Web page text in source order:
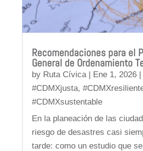
Recomendaciones para el
General de Ordenamiento
by Ruta Cívica| Ene 1, 2026|
#CDMXjusta,
#CDMXsustentable
En la planeación de las
riesgo de desastres casi
tarde: como un estudio que